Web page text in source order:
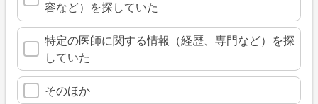
容など）を探していた
特定の医師に関する情報（経歴、専門など）を探
していた
そのほか